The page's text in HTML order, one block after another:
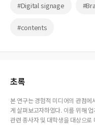
#Digital signage
#contents
초록
본 연구는 경험적 미디어의 관점에
게 살펴보고자하였다. 이를 위해
관련 종사자 및 대학생을 대상으